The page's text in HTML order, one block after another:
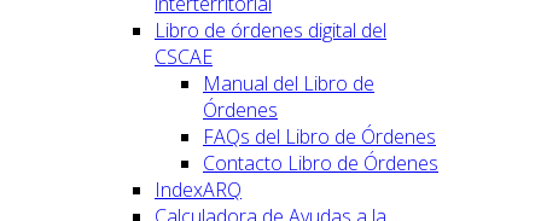
Libro de órdenes digital del
CSCAE
Manual del Libro de
Órdenes
FAQs del Libro de Órdenes
Contacto Libro de Órdenes
IndexARQ